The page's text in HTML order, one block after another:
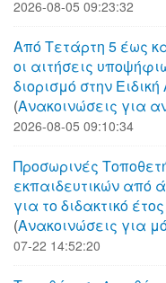
2026-08-05 09:23:32
Από Τετάρτη 5 έως
οι αιτήσεις
διορισμό στην
(Aνακοινώσεις για
2026-08-05 09:10:34
Προσωρινές
εκπαιδευτικών από
για το διδακτικό
(Aνακοινώσεις για
07-22 14:52:20